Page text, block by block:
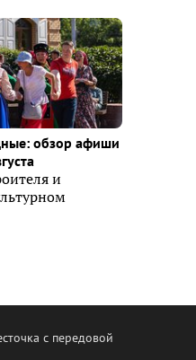
обзор афиши
и
с передовой